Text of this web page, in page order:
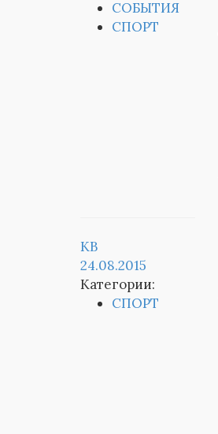
СОБЫТИЯ
СПОРТ
KB
24.08.2015
Категории:
СПОРТ